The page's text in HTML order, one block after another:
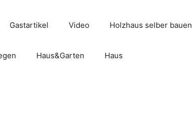
Gastartikel Video Holzhaus selber bauen
Haus&Garten Haus